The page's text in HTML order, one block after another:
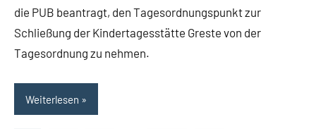
die PUB beantragt, den Tagesordnungspunkt zur
Schließung der Kindertagesstätte Greste von der
Tagesordnung zu nehmen.
Weiterlesen